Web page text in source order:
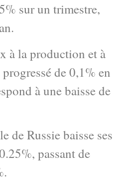
sur un trimestre,
à la production et à
de 0,1% en
à une baisse de
de Russie baisse ses
passant de